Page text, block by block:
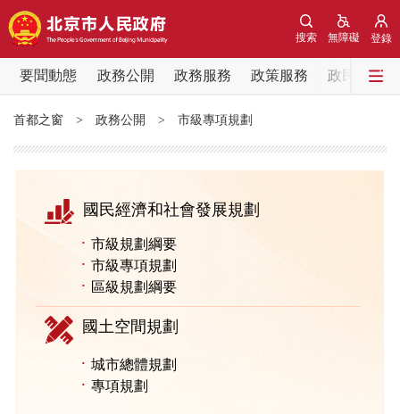
登錄
無障礙
搜索
要聞動態 政務公開 政務服務 政策服務 政民互動
要聞動態
黨中央精神 國務院資訊
北京要聞 會議資訊 部門動態
各區熱點
市領導
政策兌現 政策解讀
首都之窗 > 政務公開 > 市級專項規劃
國民經濟和社會發展規劃
·市級規劃綱要
·市級專項規劃
· 區級規劃綱要
國土空間規劃
·城市總體規劃
·專項規劃